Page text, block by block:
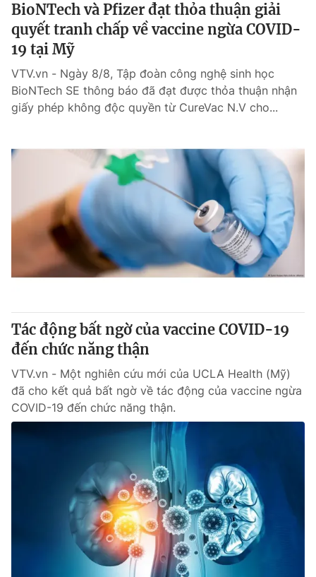
thông tin từ website này.
BioNTech và Pfizer đạt thỏa thuận giải
quyết tranh chấp về vaccine ngừa COVID-
19 tại Mỹ
VTV.vn - Ngày 8/8, Tập đoàn công nghệ sinh học
BioNTech SE thông báo đã đạt được thỏa thuận nhận
giấy phép không độc quyền từ CureVac N.V cho...
Tác động bất ngờ của vaccine COVID-19
đến chức năng thận
VTV.vn - Một nghiên cứu mới của UCLA Health (Mỹ)
đã cho kết quả bất ngờ về tác động của vaccine ngừa
COVID-19 đến chức năng thận.